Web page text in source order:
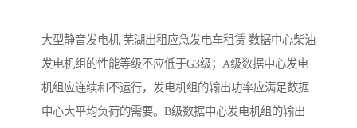
大型静音发电机 芜湖出租应急发电车租赁 数据中心柴油
发电机组的性能等级不应低于G3级；A级数据中心发电
机组应连续和不运行，发电机组的输出功率应满足数据
中心大平均负荷的需要。B级数据中心发电机组的输出